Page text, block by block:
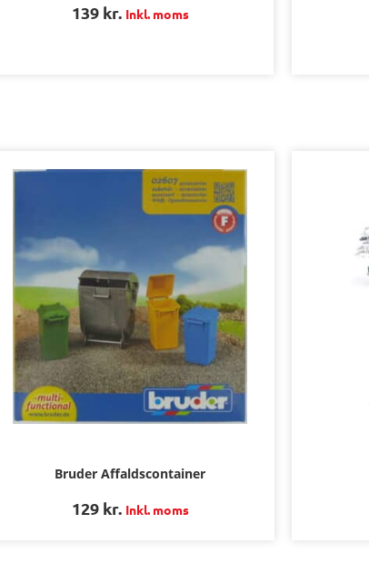
139 kr. Inkl. moms
Bruder Affaldscontainer
129 kr. Inkl. moms